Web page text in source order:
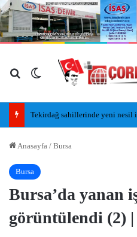
Arama yap ...
Dış görünümü değiştir
Anasayfa / Bursa
Bursa
Bursa’da yanan
görüntülendi (2)